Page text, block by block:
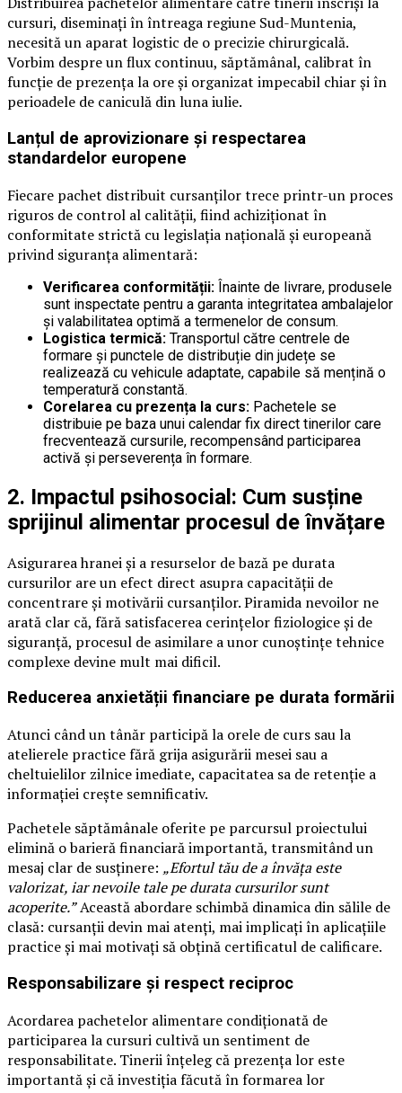
cursuri, diseminați în întreaga regiune Sud-Muntenia,
necesită un aparat logistic de o precizie chirurgicală.
Vorbim despre un flux continuu, săptămânal, calibrat în
funcție de prezența la ore și organizat impecabil chiar și în
perioadele de caniculă din luna iulie.
Lanțul de aprovizionare și respectarea
standardelor europene
Fiecare pachet distribuit cursanților trece printr-un proces
riguros de control al calității, fiind achiziționat în
conformitate strictă cu legislația națională și europeană
privind siguranța alimentară:
Verificarea conformității: Înainte de livrare, produsele
sunt inspectate pentru a garanta integritatea ambalajelor
și valabilitatea optimă a termenelor de consum.
Logistica termică: Transportul către centrele de
formare și punctele de distribuție din județe se
realizează cu vehicule adaptate, capabile să mențină o
temperatură constantă.
Corelarea cu prezența la curs: Pachetele se
distribuie pe baza unui calendar fix direct tinerilor care
frecventează cursurile, recompensând participarea
activă și perseverența în formare.
2. Impactul psihosocial: Cum susține
sprijinul alimentar procesul de învățare
Asigurarea hranei și a resurselor de bază pe durata
cursurilor are un efect direct asupra capacității de
concentrare și motivării cursanților. Piramida nevoilor ne
arată clar că, fără satisfacerea cerințelor fiziologice și de
siguranță, procesul de asimilare a unor cunoștințe tehnice
complexe devine mult mai dificil.
Reducerea anxietății financiare pe durata formării
Atunci când un tânăr participă la orele de curs sau la
atelierele practice fără grija asigurării mesei sau a
cheltuielilor zilnice imediate, capacitatea sa de retenție a
informației crește semnificativ.
Pachetele săptămânale oferite pe parcursul proiectului
elimină o barieră financiară importantă, transmitând un
mesaj clar de susținere: „Efortul tău de a învăța este
valorizat, iar nevoile tale pe durata cursurilor sunt
acoperite.”Această abordare schimbă dinamica din sălile de
clasă: cursanții devin mai atenți, mai implicați în aplicațiile
practice și mai motivați să obțină certificatul de calificare.
Responsabilizare și respect reciproc
Acordarea pachetelor alimentare condiționată de
participarea la cursuri cultivă un sentiment de
responsabilitate. Tinerii înțeleg că prezența lor este
importantă și că investiția făcută în formarea lor